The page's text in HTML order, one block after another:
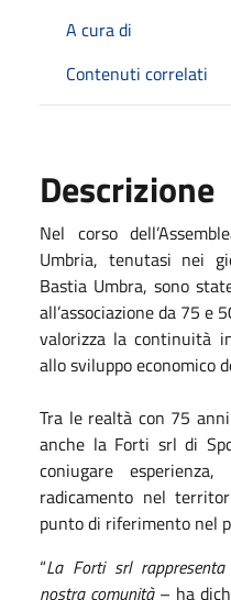
A cura di
Contenuti correlati
Descrizione
Nel corso
Umbria, tenutasi nei
Bastia Umbra, sono
all’associazione da 75 e
valorizza la continuità
allo sviluppo economico
Tra le realtà con 75
anche la Forti srl di
coniugare
radicamento nel
punto di riferimento nel
“La Forti srl
nostra comunità – ha